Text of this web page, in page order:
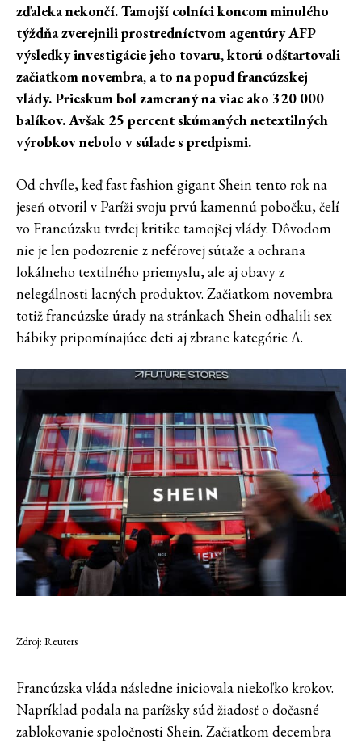
zďaleka nekončí. Tamojší colníci koncom minulého
týždňa zverejnili prostredníctvom agentúry AFP
výsledky investigácie jeho tovaru, ktorú odštartovali
začiatkom novembra, a to na popud francúzskej
vlády. Prieskum bol zameraný na viac ako 320 000
balíkov. Avšak 25 percent skúmaných netextilných
výrobkov nebolo v súlade s predpismi.
Od chvíle, keď fast fashion gigant Shein tento rok na
jeseň otvoril v Paríži svoju prvú kamennú pobočku, čelí
vo Francúzsku tvrdej kritike tamojšej vlády. Dôvodom
nie je len podozrenie z neférovej súťaže a ochrana
lokálneho textilného priemyslu, ale aj obavy z
nelegálnosti lacných produktov. Začiatkom novembra
totiž francúzske úrady na stránkach Shein odhalili sex
bábiky pripomínajúce deti aj zbrane kategórie A.
Zdroj: Reuters
Francúzska vláda následne iniciovala niekoľko krokov.
Napríklad podala na parížsky súd žiadosť o dočasné
zablokovanie spoločnosti Shein. Začiatkom decembra